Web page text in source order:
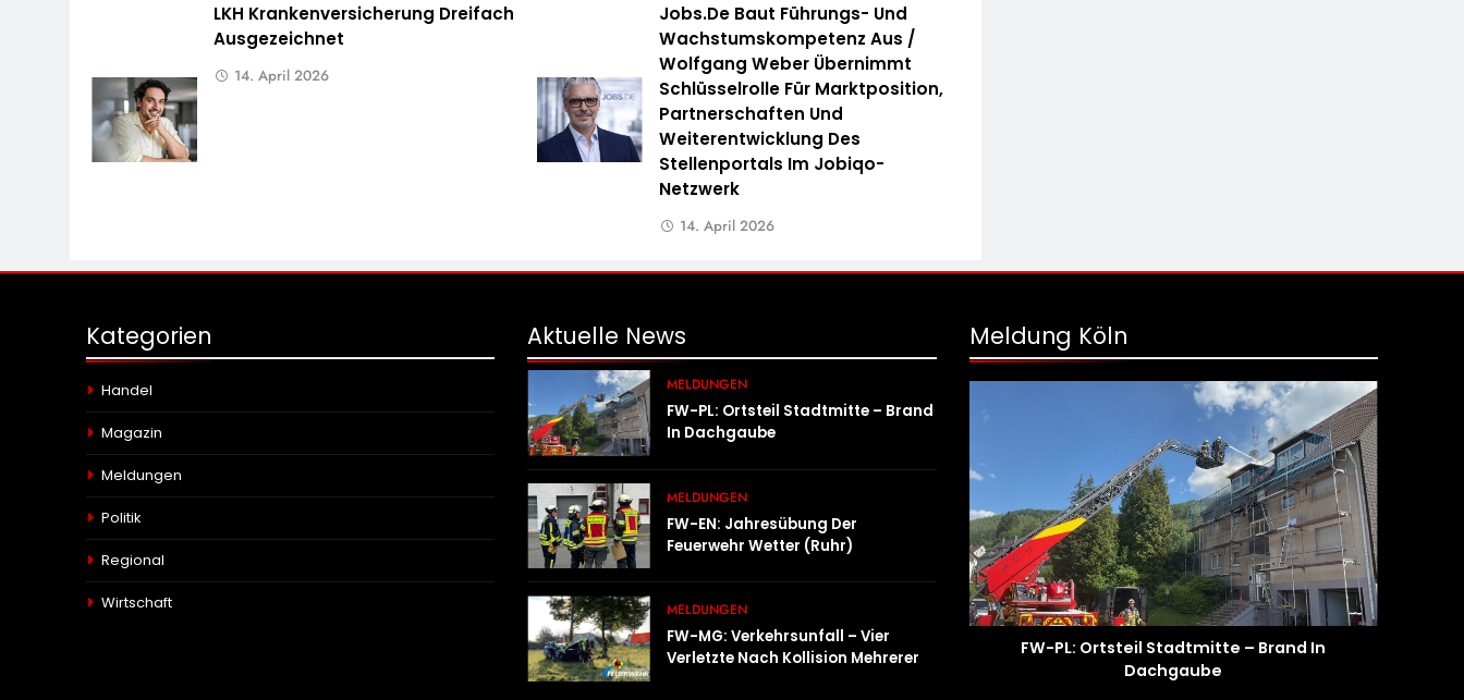
LKH Krankenversicherung Dreifach
Ausgezeichnet
14. April 2026
Jobs.de Baut Führungs- Und
Wachstumskompetenz Aus /
Wolfgang Weber Übernimmt
Schlüsselrolle Für Marktposition,
Partnerschaften Und
Weiterentwicklung Des
Stellenportals Im Jobiqo-
Netzwerk
14. April 2026
Kategorien
Handel
Magazin
Meldungen
Politik
Regional
Wirtschaft
Aktuelle News
MELDUNGEN
FW-PL: Ortsteil Stadtmitte – Brand
In Dachgaube
MELDUNGEN
FW-EN: Jahresübung Der
Feuerwehr Wetter (Ruhr)
MELDUNGEN
FW-MG: Verkehrsunfall – Vier
Verletzte Nach Kollision Mehrerer
Meldung Köln
FW-PL: Ortsteil Stadtmitte – Brand In
Dachgaube